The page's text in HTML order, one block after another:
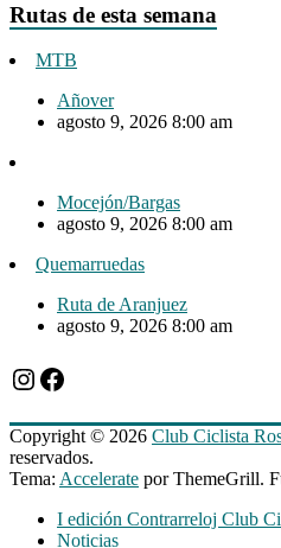
Rutas de esta semana
MTB
Añover
agosto 9, 2026 8:00 am
Mocejón/Bargas
agosto 9, 2026 8:00 am
Quemarruedas
Ruta de Aranjuez
agosto 9, 2026 8:00 am
Instagram
Facebook
Copyright © 2026 Club Ciclista
reservados.
Tema: Accelerate por ThemeGrill.
I edición Contrarreloj Club
Noticias